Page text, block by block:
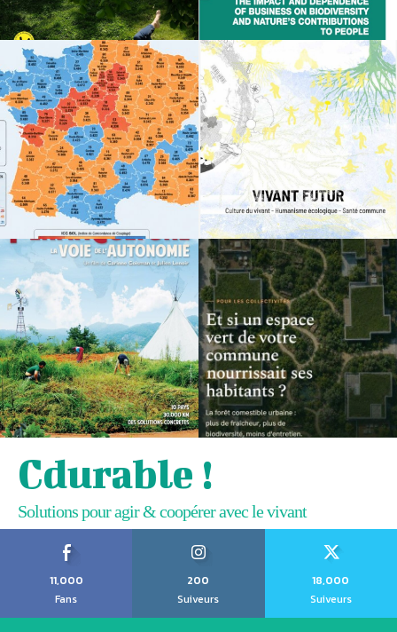
Cdurable !
Solutions pour agir & coopérer avec le vivant
11,000
Fans
200
Suiveurs
18,000
Suiveurs